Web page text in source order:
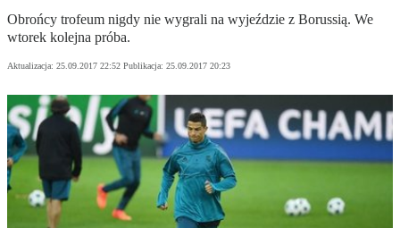
Obrońcy trofeum nigdy nie wygrali na wyjeździe z Borussią. We
wtorek kolejna próba.
Aktualizacja: 25.09.2017 22:52 Publikacja: 25.09.2017 20:23